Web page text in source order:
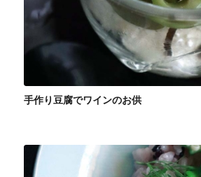
手作り豆腐でワインのお供